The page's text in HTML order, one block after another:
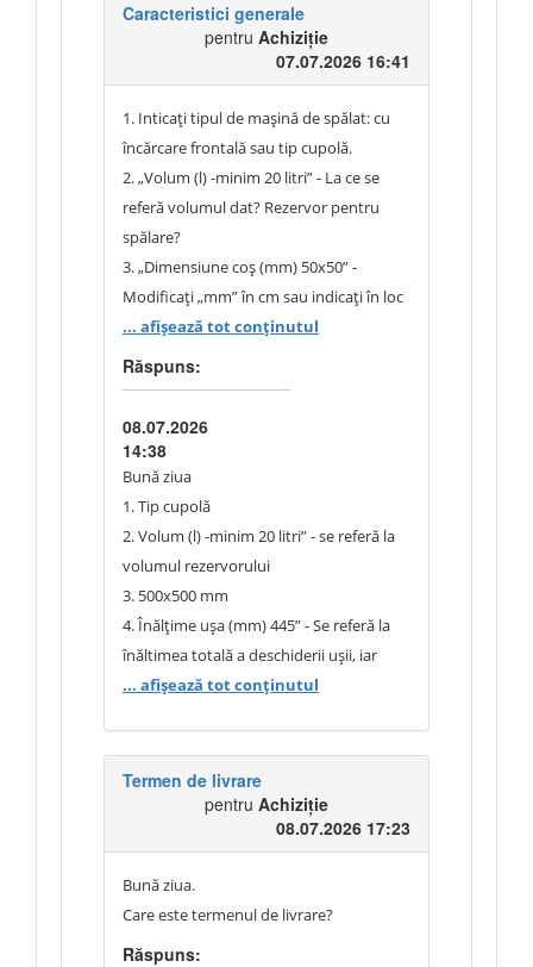
Caracteristici generale
pentru Achiziție
07.07.2026 16:41
1. Inticați tipul de mașină de spălat: cu
încărcare frontală sau tip cupolă.
2. „Volum (l) -minim 20 litri” - La ce se
referă volumul dat? Rezervor pentru
spălare?
3. „Dimensiune coș (mm) 50x50” -
Modificați „mm” în cm sau indicați în loc
de „50x50” - 500x500 mm.
4. „Înălțime ușa (mm) 445” - Se referă la
înălțimea maximă de încărcare?
... afișează tot conținutul
Răspuns:
08.07.2026
14:38
Bună ziua
1. Tip cupolă
2. Volum (l) -minim 20 litri” - se referă la
volumul rezervorului
3. 500x500 mm
4. Înălțime ușa (mm) 445” - Se referă la
înăltimea totală a deschiderii ușii, iar
coșul de încărcare va fi de minimum 100
... afișează tot conținutul
Termen de livrare
pentru Achiziție
08.07.2026 17:23
Bună ziua.
Care este termenul de livrare?
Răspuns: